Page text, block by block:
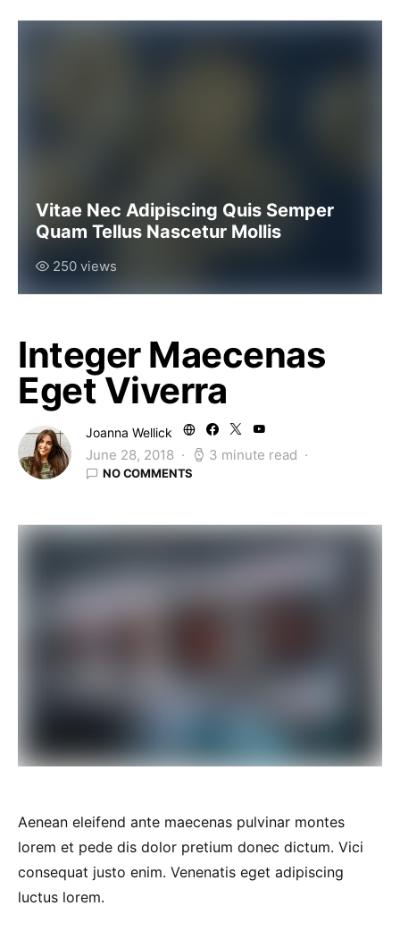
Vitae Nec Adipiscing Quis Semper
Quam Tellus Nascetur Mollis
250 views
Integer Maecenas
Eget Viverra
Joanna Wellick
June 28, 2018 3 minute read
NO COMMENTS
Aenean eleifend ante maecenas pulvinar montes
lorem et pede dis dolor pretium donec dictum. Vici
consequat justo enim. Venenatis eget adipiscing
luctus lorem.